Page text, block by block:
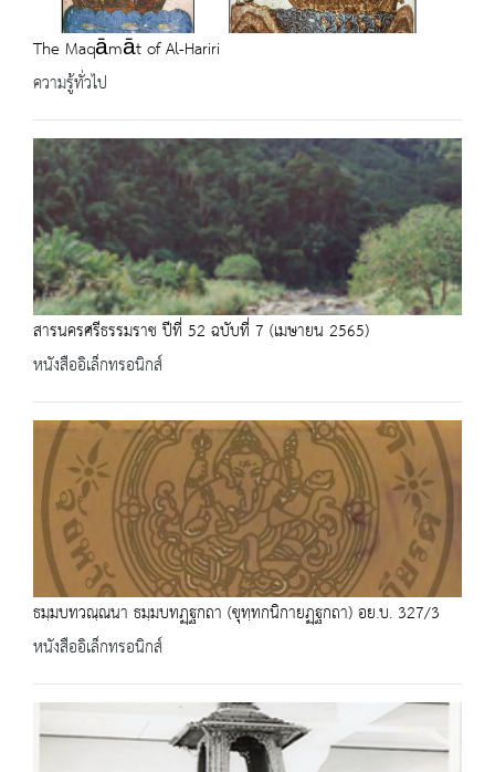
The Maqāmāt of Al-Hariri
ความรู้ทั่วไป
สารนครศรีธรรมราช ปีที่ 52 ฉบับที่ 7 (เมษายน 2565)
หนังสืออิเล็กทรอนิกส์
ธมฺมบทวณฺณนา ธมฺมบทฏฺฐกถา (ขุทฺทกนิกายฏฺฐกถา) อย.บ. 327/3
หนังสืออิเล็กทรอนิกส์